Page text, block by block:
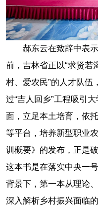
郝东云在致辞中表
前，吉林省正以“求贤若
村、爱农民”的人才队伍
过“吉人回乡”工程吸引
面，立足本土培育，依
等平台，培养新型职业
训概要》的发布，正是
这本书是在落实中央一
背景下，第一本从理论
深入解析乡村振兴面临